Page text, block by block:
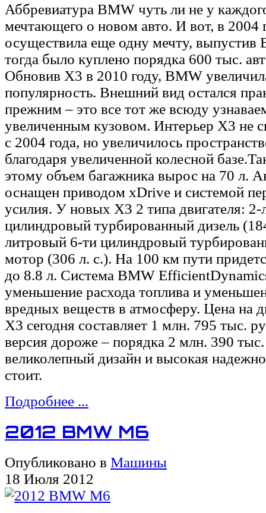
Аббревиатура BMW чуть ли не у
мечтающего о новом авто. И вот, в 2004
осуществила еще одну мечту,
тогда было куплено порядка 600 тыс.
Обновив X3 в 2010 году, BMW
популярность. Внешний вид остался
прежним – это все тот же всюду
увеличенным кузовом. Интерьер X3 не
с 2004 года, но увеличилось
благодаря увеличенной колесной
этому объем багажника вырос на 70 л.
оснащен приводом xDrive и системой
усилия. У новых X3 2 типа двигателя:
цилиндровый турбированный дизель
литровый 6-ти цилиндровый
мотор (306 л. с.). На 100 км пути
до 8.8 л. Система BMW
уменьшение расхода топлива и
вредных веществ в атмосферу. Цена на
X3 сегодня составляет 1 млн. 795 тыс.
версия дороже – порядка 2 млн. 390
великолепный дизайн и высокая
стоит.
Подробнее ...
2012 BMW M6
Опубликовано в Машины
18 Июля 2012